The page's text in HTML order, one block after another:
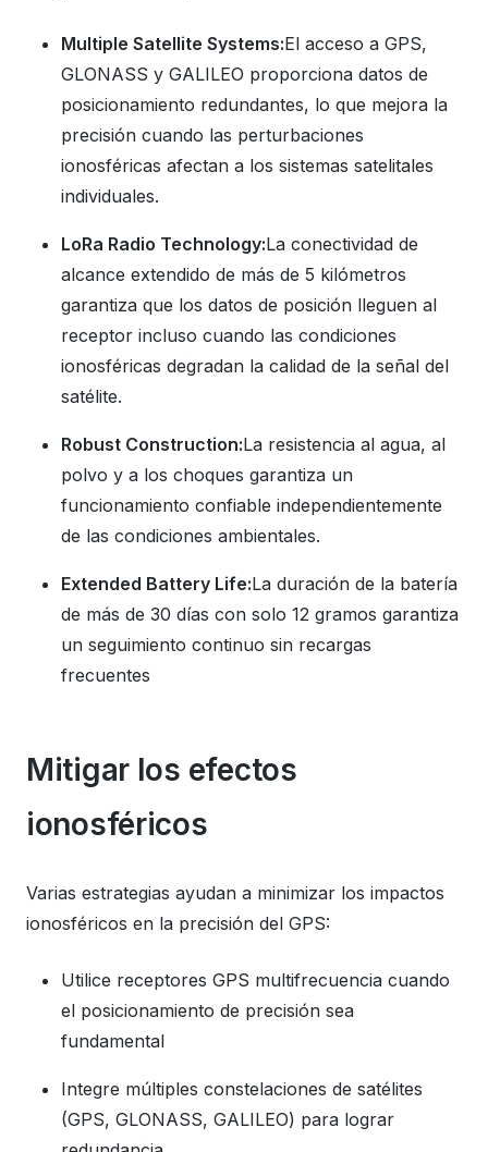
Multiple Satellite Systems:El acceso a GPS,
GLONASS y GALILEO proporciona datos de
posicionamiento redundantes, lo que mejora la
precisión cuando las perturbaciones
ionosféricas afectan a los sistemas satelitales
individuales.
LoRa Radio Technology:La conectividad de
alcance extendido de más de 5 kilómetros
garantiza que los datos de posición lleguen al
receptor incluso cuando las condiciones
ionosféricas degradan la calidad de la señal del
satélite.
Robust Construction:La resistencia al agua, al
polvo y a los choques garantiza un
funcionamiento confiable independientemente
de las condiciones ambientales.
Extended Battery Life:La duración de la batería
de más de 30 días con solo 12 gramos garantiza
un seguimiento continuo sin recargas
frecuentes
Mitigar los efectos
ionosféricos
Varias estrategias ayudan a minimizar los impactos
ionosféricos en la precisión del GPS:
Utilice receptores GPS multifrecuencia cuando
el posicionamiento de precisión sea
fundamental
Integre múltiples constelaciones de satélites
(GPS, GLONASS, GALILEO) para lograr